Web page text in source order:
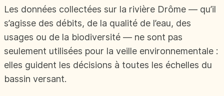
Les données collectées sur la rivière Drôme — qu’il
s’agisse des débits, de la qualité de l’eau, des
usages ou de la biodiversité — ne sont pas
seulement utilisées pour la veille environnementale :
elles guident les décisions à toutes les échelles du
bassin versant.